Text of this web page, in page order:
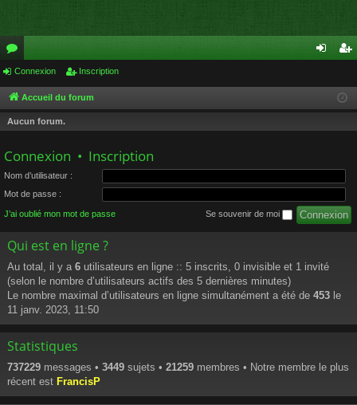
or
u
m
cri
Connexion Inscription
Accueil du forum
Aucun forum.
Connexion • Inscription
Nom d’utilisateur :
Mot de passe :
J’ai oublié mon mot de passe Se souvenir de moi
Qui est en ligne ?
Au total, il y a 6 utilisateurs en ligne :: 5 inscrits, 0 invisible et 1 invité
(selon le nombre d’utilisateurs actifs des 5 dernières minutes)
Le nombre maximal d’utilisateurs en ligne simultanément a été de 453 le
11 janv. 2023, 11:50
Statistiques
737229 messages • 3449 sujets • 21259 membres • Notre membre le plus
récent est FrancisP